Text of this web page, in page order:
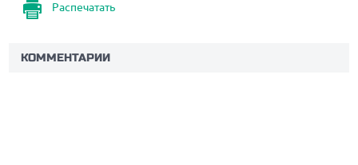
Распечатать
КОММЕНТАРИИ